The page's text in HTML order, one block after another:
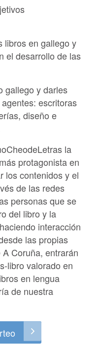
libros en gallego y
el desarrollo de las
gallego y darles
escritoras
diseño e
la
protagonista en
los contenidos y el
de las redes
personas que se
del libro y la
interacción
las propias
Coruña, entrarán
libro valorado en
en lengua
de nuestra